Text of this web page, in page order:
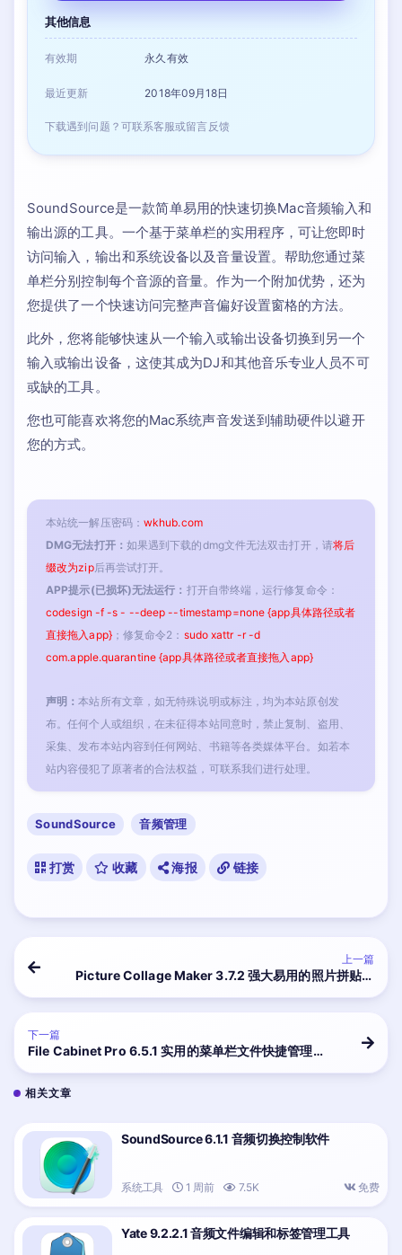
其他信息
有效期 永久有效
最近更新 2018年09月18日
下载遇到问题？可联系客服或留言反馈
SoundSource是一款简单易用的快速切换Mac音频输入和
输出源的工具。一个基于菜单栏的实用程序，可让您即时
访问输入，输出和系统设备以及音量设置。帮助您通过菜
单栏分别控制每个音源的音量。作为一个附加优势，还为
您提供了一个快速访问完整声音偏好设置窗格的方法。
此外，您将能够快速从一个输入或输出设备切换到另一个
输入或输出设备，这使其成为DJ和其他音乐专业人员不可
或缺的工具。
您也可能喜欢将您的Mac系统声音发送到辅助硬件以避开
您的方式。
本站统一解压密码： wkhub.com
DMG无法打开： 如果遇到下载的dmg文件无法双击打开，请将后
缀改为zip后再尝试打开。
APP提示(已损坏)无法运行： 打开自带终端，运行修复命令：
codesign -f -s - --deep --timestamp=none {app具体路径或者
直接拖入app}；修复命令2： sudo xattr -r -d
com.apple.quarantine {app具体路径或者直接拖入app}
声明：本站所有文章，如无特殊说明或标注，均为本站原创发
布。任何个人或组织，在未征得本站同意时，禁止复制、盗用、
采集、发布本站内容到任何网站、书籍等各类媒体平台。如若本
站内容侵犯了原著者的合法权益，可联系我们进行处理。
SoundSource 音频管理
打赏 收藏 海报 链接
上一篇
Picture Collage Maker 3.7.2 强大易用的照片拼贴创
下一篇
File Cabinet Pro 6.5.1 实用的菜单栏文件快捷管理工
相关文章
SoundSource 6.1.1 音频切换控制软件
系统工具 1 周前 7.5K 免费
Yate 9.2.2.1 音频文件编辑和标签管理工具